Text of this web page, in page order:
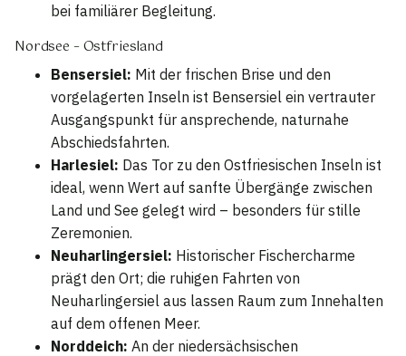
bei familiärer Begleitung.
Nordsee – Ostfriesland
Bensersiel: Mit der frischen Brise und den
vorgelagerten Inseln ist Bensersiel ein vertrauter
Ausgangspunkt für ansprechende, naturnahe
Abschiedsfahrten.
Harlesiel: Das Tor zu den Ostfriesischen Inseln ist
ideal, wenn Wert auf sanfte Übergänge zwischen
Land und See gelegt wird – besonders für stille
Zeremonien.
Neuharlingersiel: Historischer Fischercharme
prägt den Ort; die ruhigen Fahrten von
Neuharlingersiel aus lassen Raum zum Innehalten
auf dem offenen Meer.
Norddeich: An der niedersächsischen